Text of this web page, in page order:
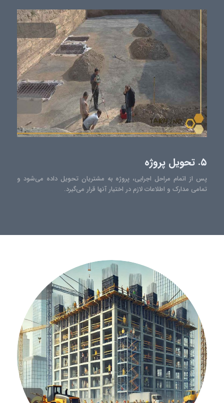
۵. تحویل پروژه
پس از اتمام مراحل اجرایی، پروژه به مشتریان تحویل داده می‌شود و
تمامی مدارک و اطلاعات لازم در اختیار آنها قرار می‌گیرد.